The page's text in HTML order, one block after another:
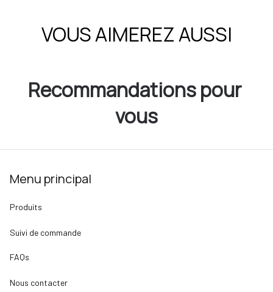
VOUS AIMEREZ AUSSI
Recommandations pour
vous
Menu principal
Produits
Suivi de commande
FAQs
Nous contacter